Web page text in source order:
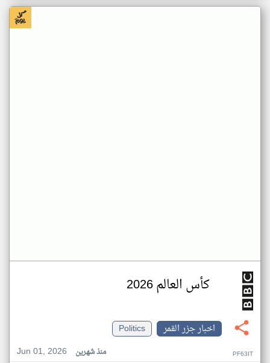
كأس العالم 2026
اخبار جزر القمر
Politics
Jun 01, 2026
منذ شهرين PF63IT